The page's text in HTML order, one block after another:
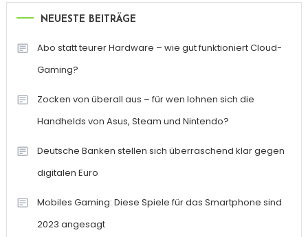
NEUESTE BEITRÄGE
Abo statt teurer Hardware – wie gut funktioniert Cloud-
Gaming?
Zocken von überall aus – für wen lohnen sich die
Handhelds von Asus, Steam und Nintendo?
Deutsche Banken stellen sich überraschend klar gegen
digitalen Euro
Mobiles Gaming: Diese Spiele für das Smartphone sind
2023 angesagt